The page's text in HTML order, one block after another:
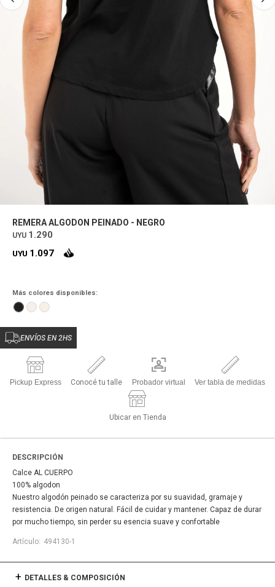
REMERA ALGODON PEINADO - NEGRO
UYU 1.290
UYU 1.097
Más colores disponibles:
ENVÍOS EN 2HS
Pickup Express Conocé tu talle Probador virtual Ver tabla de medidas
Ubicar en Tienda
DESCRIPCIÓN
Calce AL CUERPO
100% algodon
Nuestro algodón peinado se caracteriza por su suavidad, gramaje y
resistencia. De origen natural. Fácil de cuidar y mantener. Capaz de durar
por mucho tiempo, sin perder su esencia suave y confortable
494130-1
DETALLES & COMPOSICIÓN